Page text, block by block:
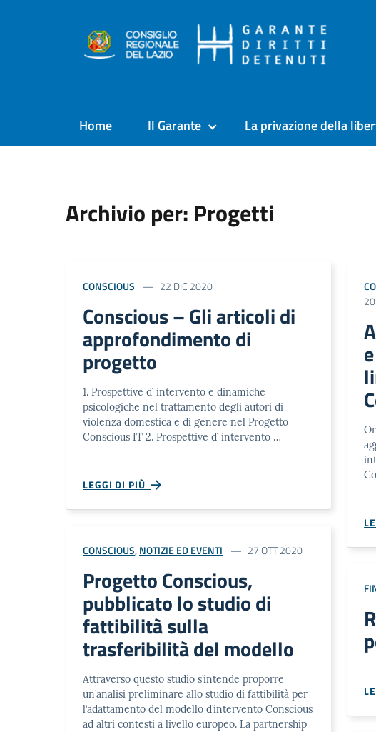
Home Il Garante La privazione della
Archivio per: Progetti
CONSCIOUS 22 DIC 2020
Conscious – Gli articoli di
approfondimento di
progetto
1. Prospettive d’ intervento e dinamiche
psicologiche nel trattamento degli autori di
violenza domestica e di genere nel Progetto
Conscious IT 2. Prospettive d’ intervento …
LEGGI DI PIÙ
CONSCIOUS,NOTIZIE ED EVENTI 27 OTT 2020
Progetto Conscious,
pubblicato lo studio di
fattibilità sulla
trasferibilità del modello
Attraverso questo studio s’intende proporre
un’analisi preliminare allo studio di fattibilità per
l’adattamento del modello d’intervento Conscious
ad altri contesti a livello europeo. La partnership